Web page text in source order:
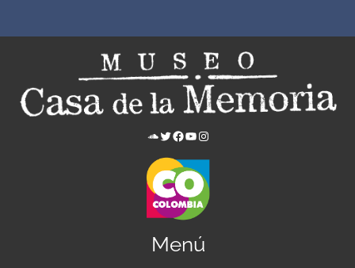
Menú